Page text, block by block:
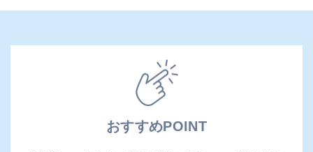
おすすめPOINT